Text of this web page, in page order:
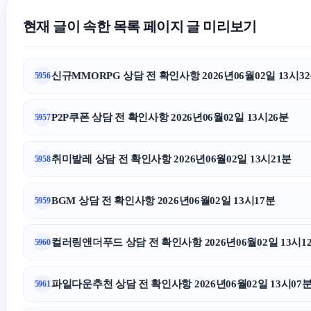
현재 글이 속한 목록 페이지 글 미리보기
5956신규MMORPG 상담 전 확인사항 2026년06월02일 13시
5957P2P쿠폰 상담 전 확인사항 2026년06월02일 13시26분
5958취미발레 상담 전 확인사항 2026년06월02일 13시21분
5959BGM 상담 전 확인사항 2026년06월02일 13시17분
5960컬러링앤더푸드 상담 전 확인사항 2026년06월02일 13시
5961 파일다운추천 상담 전 확인사항 2026년06월02일 13시07